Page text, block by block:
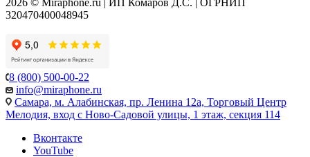
320470400048945
8 (800) 500-00-22
info@miraphone.ru
Самара, м. Алабинская, пр. Ленина 12а, Торговый Центр
Мелодия, вход с Ново-Садовой улицы, 1 этаж, секция 114
Вконтакте
YouTube